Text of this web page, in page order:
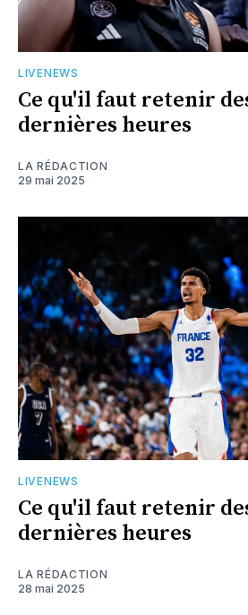
LIVENEWS
Ce qu'il faut retenir
dernières heures
LA RÉDACTION
29 mai 2025
LIVENEWS
Ce qu'il faut retenir
dernières heures
LA RÉDACTION
28 mai 2025